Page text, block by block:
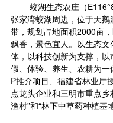
蛟湖生态农庄（
张家湾蛟湖周边，位于天
带，规划占地面积2000亩
飘香，景色宜人。以生态
体，以科技创新为支撑，
假、体验、养生、农耕为
P推介项目、福建省林业厅
点龙头企业和三明市重点
渔村”和“林下中草药种植基